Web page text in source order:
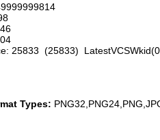
25833 (25833)
Types: